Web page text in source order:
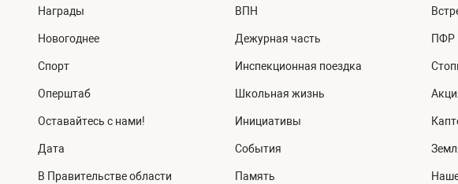
Награды
Новогоднее
Спорт
Оперштаб
Оставайтесь с нами!
Дата
В Правительстве области
ВПН
Дежурная часть
Инспекционная поездка
Школьная жизнь
Инициативы
События
Память
ПФР